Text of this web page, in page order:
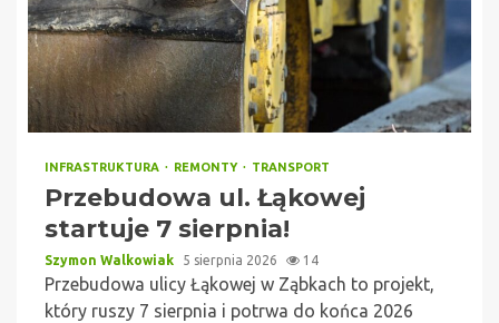
INFRASTRUKTURA REMONTY TRANSPORT
Przebudowa ul. Łąkowej
startuje 7 sierpnia!
Szymon Walkowiak 5 sierpnia 2026 14
Przebudowa ulicy Łąkowej w Ząbkach to projekt,
który ruszy 7 sierpnia i potrwa do końca 2026